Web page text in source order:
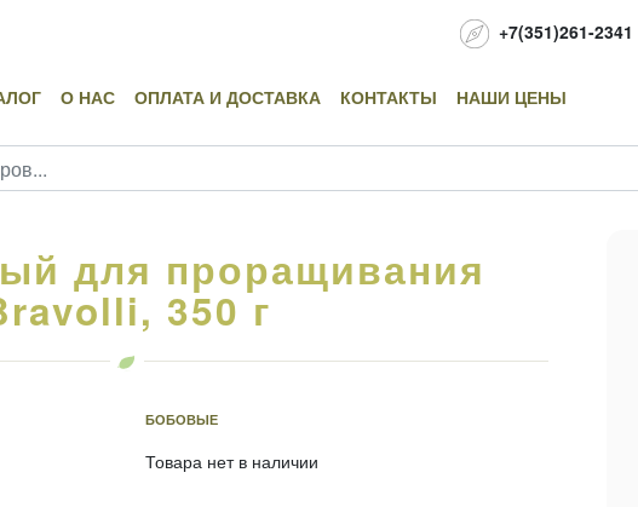
+7(351)261-2341
О НАС ОПЛАТА И ДОСТАВКА КОНТАКТЫ НАШИ ЦЕНЫ
для проращивания
350 г
БОБОВЫЕ
Товара нет в наличии